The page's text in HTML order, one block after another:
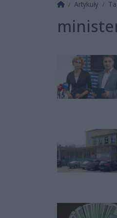
Strona główna
Artykuły